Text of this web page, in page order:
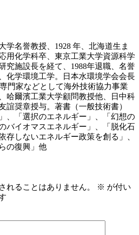
名誉教授、1928 年、北海道生ま
用化学科卒、東京工業大学資源科学
究施設長を経て、1988年退職、名誉
化学環境工学。日本水環境学会会長
門家などとして海外技術協力事業
哈爾濱工業大学顧問教授他、日中科
誼奨章授与。著書（一般技術書）
、「選択のエネルギー」、「幻想の
バイオマスエネルギー」、「脱化石
存しないエネルギー政策を創る」、
の復興」他
れることはありません。 ※ が付い